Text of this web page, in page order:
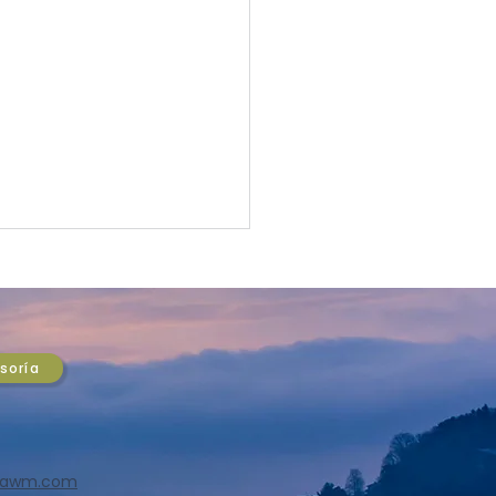
estratega
Araya, comenta
oportunidades en el
Wealth
explican que los
potencial alcista son
“Esto gracias